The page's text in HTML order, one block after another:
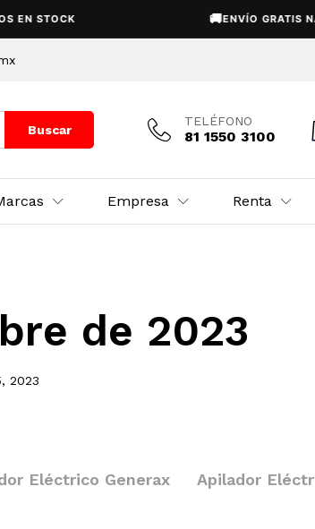
STOCK ENVÍO GRATIS
Buscar
TELÉFONO
81 1550 3100
Empresa Renta
de 2023
2023
Eléctrico Generax Apilador